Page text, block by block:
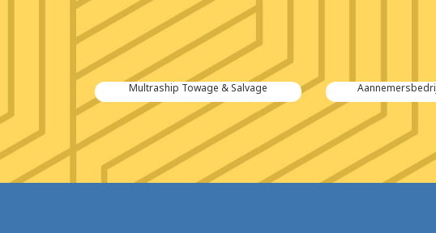
Multraship Towage & Salvage